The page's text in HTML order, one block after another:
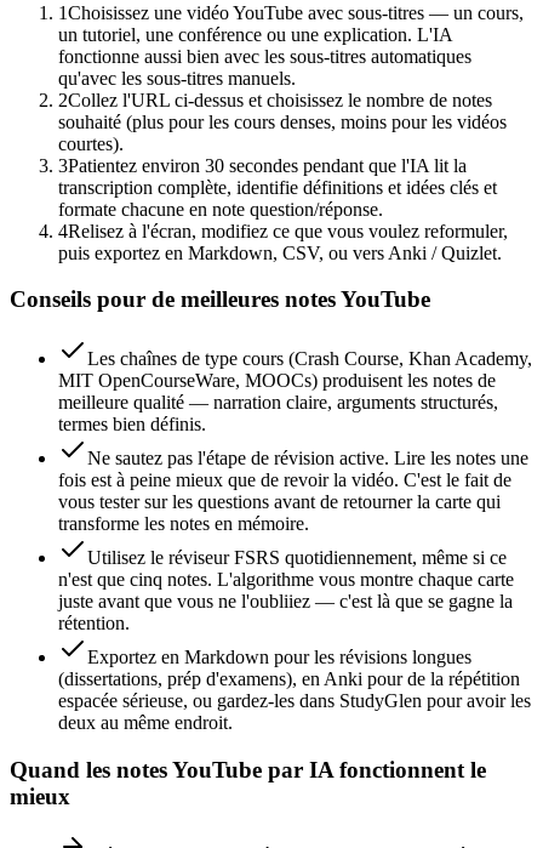
1Choisissez une vidéo YouTube avec sous-titres — un cours,
un tutoriel, une conférence ou une explication. L'IA
fonctionne aussi bien avec les sous-titres automatiques
qu'avec les sous-titres manuels.
2Collez l'URL ci-dessus et choisissez le nombre de notes
souhaité (plus pour les cours denses, moins pour les vidéos
courtes).
3Patientez environ 30 secondes pendant que l'IA lit la
transcription complète, identifie définitions et idées clés et
formate chacune en note question/réponse.
4Relisez à l'écran, modifiez ce que vous voulez reformuler,
puis exportez en Markdown, CSV, ou vers Anki / Quizlet.
Conseils pour de meilleures notes YouTube
Les chaînes de type cours (Crash Course, Khan Academy,
MIT OpenCourseWare, MOOCs) produisent les notes de
meilleure qualité — narration claire, arguments structurés,
termes bien définis.
Ne sautez pas l'étape de révision active. Lire les notes une
fois est à peine mieux que de revoir la vidéo. C'est le fait de
vous tester sur les questions avant de retourner la carte qui
transforme les notes en mémoire.
Utilisez le réviseur FSRS quotidiennement, même si ce
n'est que cinq notes. L'algorithme vous montre chaque carte
juste avant que vous ne l'oubliiez — c'est là que se gagne la
rétention.
Exportez en Markdown pour les révisions longues
(dissertations, prép d'examens), en Anki pour de la répétition
espacée sérieuse, ou gardez-les dans StudyGlen pour avoir les
deux au même endroit.
Quand les notes YouTube par IA fonctionnent le
mieux